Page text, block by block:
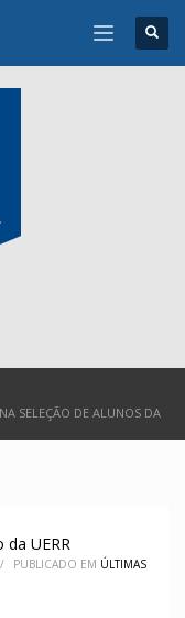
SELEÇÃO DE ALUNOS DA
UERR
/ PUBLICADO EM ÚLTIMAS